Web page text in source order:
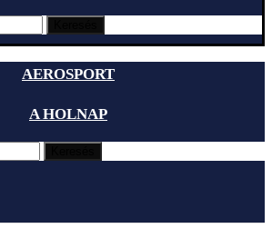
AEROSPORT
A HOLNAP